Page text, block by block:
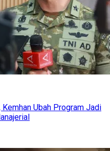
Ubah Program Jadi